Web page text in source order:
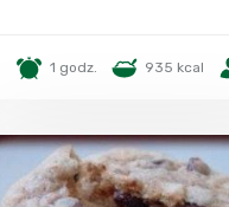
1 godz. 935 kcal